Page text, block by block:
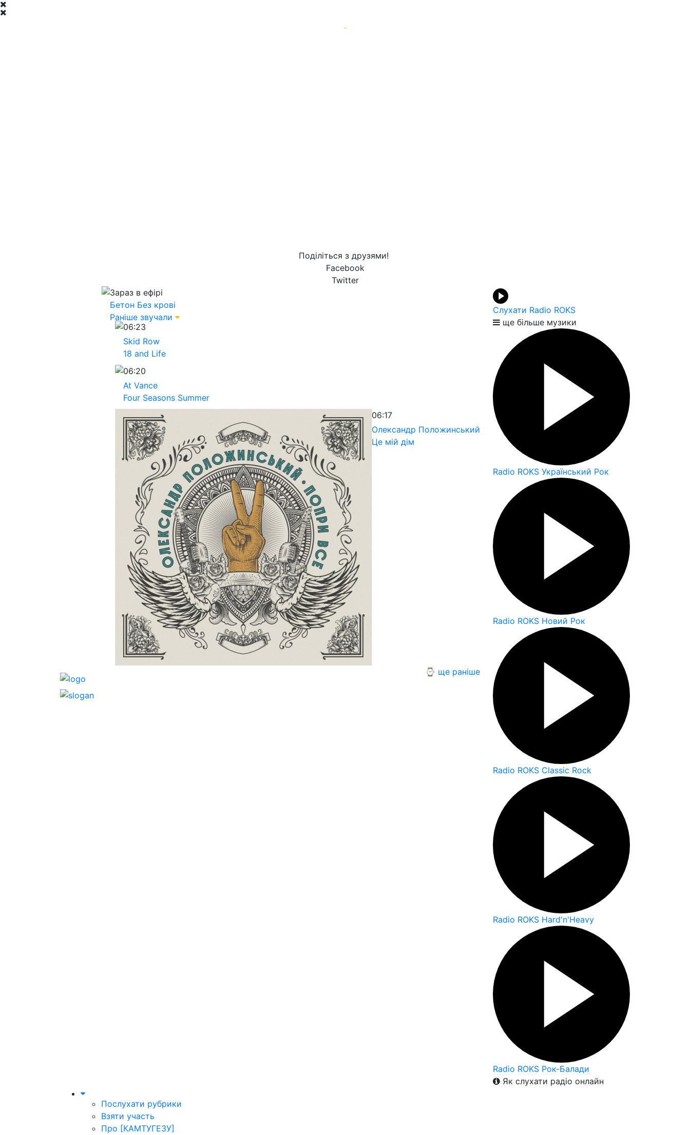
-
Поділіться з друзями!
Facebook
Twitter
Зараз в ефірі
Бетон Без крові
Раніше звучали
06:23
Skid Row
18 and Life
06:20
At Vance
Four Seasons Summer
06:17
Олександр Положинський
Це мій дім
⌚ ще раніше
Слухати Radio ROKS
ще більше музики
Radio ROKS Український Рок
Radio ROKS Новий Рок
Radio ROKS Classic Rock
Radio ROKS Hard'n'Heavy
Radio ROKS Рок-Балади
Як слухати радіо онлайн
Послухати рубрики
Взяти участь
Про [КАМТУГЕЗУ]